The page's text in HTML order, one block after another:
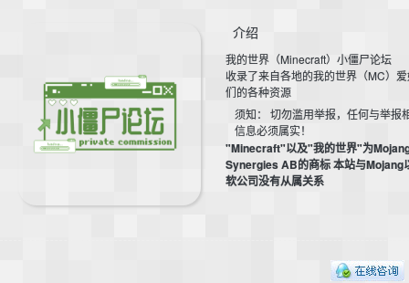
介绍
我的世界（Minecraft）小僵尸论坛
收录了来自各地的我的世界（MC）
们的各种资源
须知： 切勿滥用举报，任何与举报
信息必须属实！
"Minecraft"以及"我的世界"为
Synergies AB的商标 本站与Mojang
软公司没有从属关系